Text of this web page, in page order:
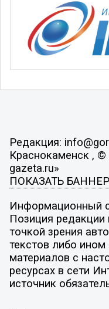
Редакция:
Краснокаменск , ©
gazeta.ru»
ПОКАЗАТЬ
Информационный
Позиция редакции
точкой зрения
текстов либо
материалов с
ресурсах в сети
источник